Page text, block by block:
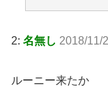
2: 名無し 2018/11/
ルーニー来たか